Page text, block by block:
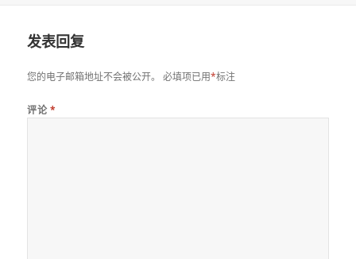
发表回复
您的电子邮箱地址不会被公开。 必填项已用*标注
评论 *